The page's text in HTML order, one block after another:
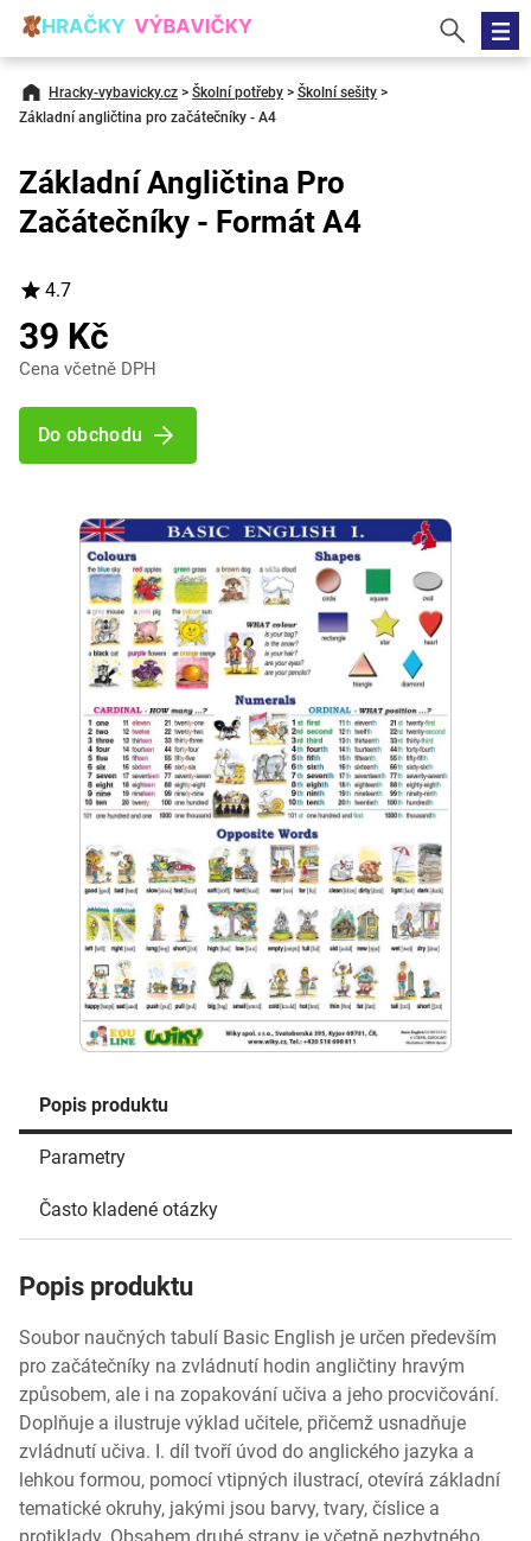
Hracky-vybavicky.cz > Školní potřeby > Školní sešity >
Základní angličtina pro začátečníky - A4
Popis produktu
Parametry
Často kladené otázky
Popis produktu
Soubor naučných tabulí Basic English je určen především
pro začátečníky na zvládnutí hodin angličtiny hravým
způsobem, ale i na zopakování učiva a jeho procvičování.
Doplňuje a ilustruje výklad učitele, přičemž usnadňuje
zvládnutí učiva. I. díl tvoří úvod do anglického jazyka a
lehkou formou, pomocí vtipných ilustrací, otevírá základní
tematické okruhy, jakými jsou barvy, tvary, číslice a
Základní Angličtina Pro
Začátečníky - Formát A4
4.7
39 Kč
Cena včetně DPH
Do obchodu